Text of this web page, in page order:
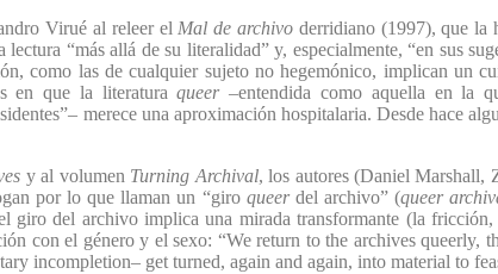
Virué al releer el Mal de archivo derridiano (1997), que la
“más allá de su literalidad” y, especialmente, “en sus
como las de cualquier sujeto no hegemónico, implican un
en que la literaturaqueer–entendida como aquella en la
merece una aproximación hospitalaria. Desde hace
y al volumen Turning Archival, los autores (Daniel
por lo que llaman un “giro queer del archivo” (queer
giro del archivo implica una mirada transformante (la fricción,
con el género y el sexo: “We return to the archives queerly,
incompletion– get turned, again and again, into material to